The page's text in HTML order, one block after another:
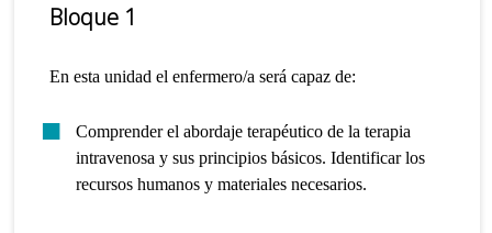
Bloque 1
En esta unidad el enfermero/a será capaz de:
Comprender el abordaje terapéutico de la terapia
intravenosa y sus principios básicos. Identificar los
recursos humanos y materiales necesarios.